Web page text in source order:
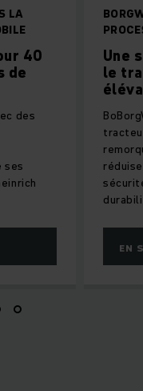
LA
40
de
des
ses
Une
le
EN